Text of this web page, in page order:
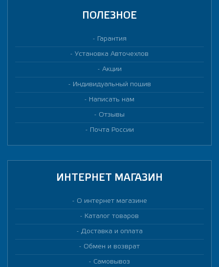
ПОЛЕЗНОЕ
Гарантия
Установка Авточехлов
Акции
Индивидуальный пошив
Написать нам
Отзывы
Почта России
ИНТЕРНЕТ МАГАЗИН
О интернет магазине
Каталог товаров
Доставка и оплата
Обмен и возврат
Самовывоз